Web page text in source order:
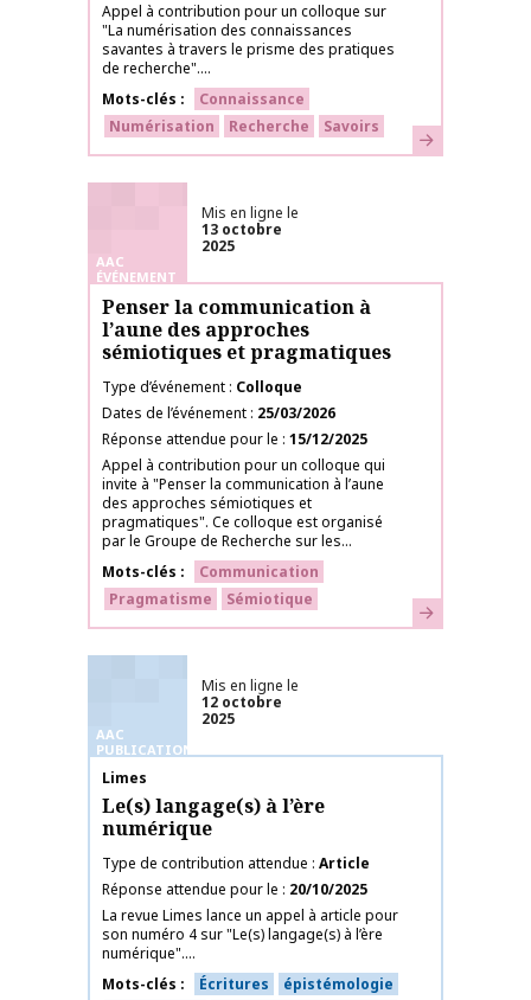
Appel à contribution pour un colloque sur
"La numérisation des connaissances
savantes à travers le prisme des pratiques
de recherche"....
Mots-clés
Connaissance
Numérisation
Recherche Savoirs En savoir plus
AAC
ÉVÉNEMENT
Mis en ligne le
13 octobre
2025
Penser la communication à
l’aune des approches
sémiotiques et pragmatiques
Type d’événement Colloque
Dates de l’événement 25/03/2026
Réponse attendue pour le 15/12/2025
Appel à contribution pour un colloque qui
invite à "Penser la communication à l’aune
des approches sémiotiques et
pragmatiques". Ce colloque est organisé
par le Groupe de Recherche sur les...
Mots-clés
Communication
Pragmatisme
Sémiotique En savoir plus
AAC
PUBLICATIONS
Mis en ligne le
12 octobre
2025
Nom de la publication
Limes
Le(s) langage(s) à l’ère
numérique
Type de contribution attendue Article
Réponse attendue pour le
20/10/2025
La revue Limes lance un appel à article pour
son numéro 4 sur "Le(s) langage(s) à l’ère
numérique"....
Mots-clés
Écritures
épistémologie